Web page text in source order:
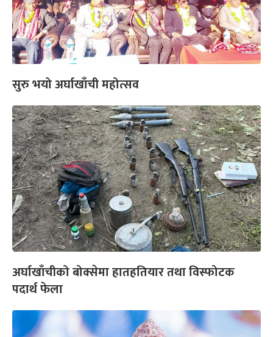
सुरु भयो अर्घाखाँची महोत्सव
अर्घाखाँचीको बोक्सेमा हातहतियार तथा विस्फोटक
पदार्थ फेला